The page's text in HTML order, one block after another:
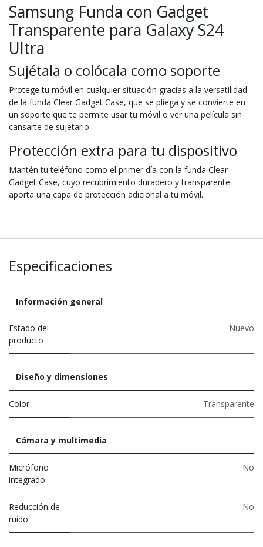
Samsung Funda con Gadget
Transparente para Galaxy S24
Ultra
Sujétala o colócala como soporte
Protege tu móvil en cualquier situación gracias a la versatilidad
de la funda Clear Gadget Case, que se pliega y se convierte en
un soporte que te permite usar tu móvil o ver una película sin
cansarte de sujetarlo.
Protección extra para tu dispositivo
Mantén tu teléfono como el primer día con la funda Clear
Gadget Case, cuyo recubrimiento duradero y transparente
aporta una capa de protección adicional a tu móvil.
Especificaciones
Información general
Estado del
producto
Nuevo
Diseño y dimensiones
Color Transparente
Cámara y multimedia
Micrófono
integrado
No
Reducción de
ruido
No